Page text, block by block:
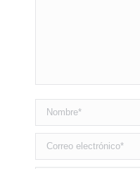
Nombre *
Correo electrónico *